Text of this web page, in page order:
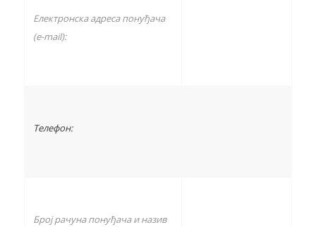
Електронска адреса понуђача
(e-mail):
Телефон:
Број рачуна понуђача и назив